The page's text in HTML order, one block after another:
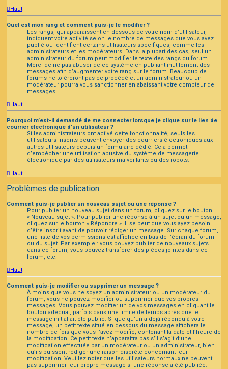
Haut
Quel est mon rang et comment puis-je le modifier ?
Les rangs, qui apparaissent en dessous de votre nom d’utilisateur,
indiquent votre activité selon le nombre de messages que vous avez
publié ou identifient certains utilisateurs spécifiques, comme les
administrateurs et les modérateurs. Dans la plupart des cas, seul un
administrateur du forum peut modifier le texte des rangs du forum.
Merci de ne pas abuser de ce système en publiant inutilement des
messages afin d’augmenter votre rang sur le forum. Beaucoup de
forums ne toléreront pas ce procédé et un administrateur ou un
modérateur pourra vous sanctionner en abaissant votre compteur de
messages.
Haut
Pourquoi m’est-il demandé de me connecter lorsque je clique sur le lien de
courrier électronique d’un utilisateur ?
Si les administrateurs ont activé cette fonctionnalité, seuls les
utilisateurs inscrits peuvent envoyer des courriers électroniques aux
autres utilisateurs depuis un formulaire dédié. Cela permet
d’empêcher une utilisation abusive du système de messagerie
électronique par des utilisateurs malveillants ou des robots.
Haut
Problèmes de publication
Comment puis-je publier un nouveau sujet ou une réponse ?
Pour publier un nouveau sujet dans un forum, cliquez sur le bouton
« Nouveau sujet ». Pour publier une réponse à un sujet ou un message,
cliquez sur le bouton « Répondre ». Il se peut que vous ayez besoin
d’être inscrit avant de pouvoir rédiger un message. Sur chaque forum,
une liste de vos permissions est affichée en bas de l’écran du forum
ou du sujet. Par exemple : vous pouvez publier de nouveaux sujets
dans ce forum, vous pouvez transférer des pièces jointes dans ce
forum, etc.
Haut
Comment puis-je modifier ou supprimer un message ?
À moins que vous ne soyez un administrateur ou un modérateur du
forum, vous ne pouvez modifier ou supprimer que vos propres
messages. Vous pouvez modifier un de vos messages en cliquant le
bouton adéquat, parfois dans une limite de temps après que le
message initial ait été publié. Si quelqu’un a déjà répondu à votre
message, un petit texte situé en dessous du message affichera le
nombre de fois que vous l’avez modifié, contenant la date et l’heure de
la modification. Ce petit texte n’apparaîtra pas s’il s’agit d’une
modification effectuée par un modérateur ou un administrateur, bien
qu’ils puissent rédiger une raison discrète concernant leur
modification. Veuillez noter que les utilisateurs normaux ne peuvent
pas supprimer leur propre message si une réponse a été publiée.